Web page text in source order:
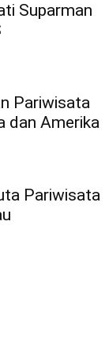
Suparman
Pariwisata
dan Amerika
Pariwisata